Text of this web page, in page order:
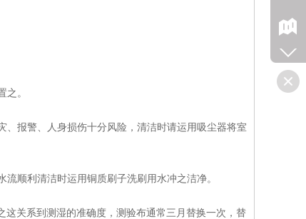
之。
报警、人身损伤十分风险，清洁时请运用吸尘器将室
顺利清洁时运用铜质刷子洗刷用水冲之洁净。
关系到测湿的准确度，测验布通常三月替换一次，替